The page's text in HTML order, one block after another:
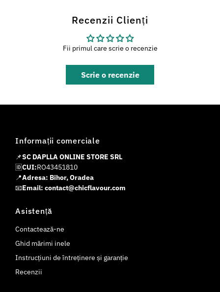
Recenzii Clienți
Fii primul care scrie o recenzie
Scrie o recenzie
Informații comerciale
📌SC DAPLLA ONLINE STORE SRL
🆔CUI:RO43451810
📍Adresa: Bihor, Oradea
📧Email: contact@chicflavour.com
Asistență
Contactează-ne
Ghid mărimi inele
Instrucțiuni de întreținere și garanție
Recenzii